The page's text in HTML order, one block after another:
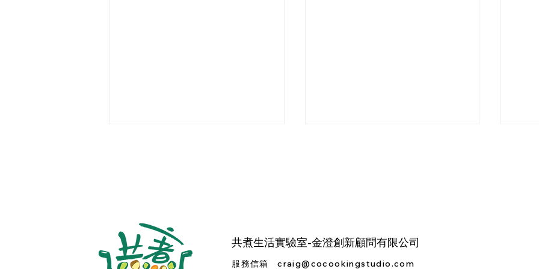
「心想事成」怎麼辦到？ 種子
法則四步驟照著做
戀愛教練Lily的愛情陪跑 先從
校正心態做起
共煮生活實驗室-金澄創新顧問有限公司
服務信箱 craig@cocookingstudio.com